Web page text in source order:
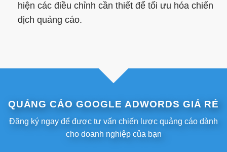
hiện các điều chỉnh cần thiết để tối ưu hóa chiến
dịch quảng cáo.
QUẢNG CÁO GOOGLE ADWORDS GIÁ RẺ
Đăng ký ngay để được tư vấn chiến lược quảng cáo dành
cho doanh nghiệp của bạn